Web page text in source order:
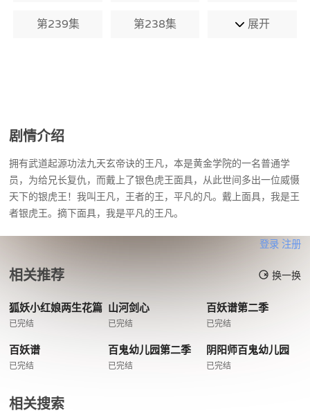
第239集 第238集 展开
剧情介绍
拥有武道起源功法九天玄帝诀的王凡，本是黄金学院的一名普通学
员，为给兄长复仇，而戴上了银色虎王面具，从此世间多出一位威慑
天下的银虎王！我叫王凡，王者的王，平凡的凡。戴上面具，我是王
者银虎王。摘下面具，我是平凡的王凡。
登录 注册
相关推荐 换一换
狐妖小红娘两生花篇
已完结
山河剑心
已完结
百妖谱第二季
已完结
百妖谱
已完结
百鬼幼儿园第二季
已完结
阴阳师百鬼幼儿园
已完结
相关搜索